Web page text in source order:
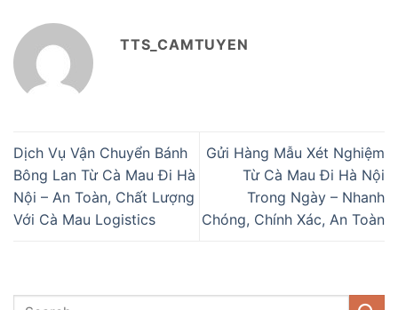
TTS_CAMTUYEN
Dịch Vụ Vận Chuyển Bánh
Bông Lan Từ Cà Mau Đi Hà
Nội – An Toàn, Chất Lượng
Với Cà Mau Logistics
Gửi Hàng Mẫu Xét Nghiệm
Từ Cà Mau Đi Hà Nội
Trong Ngày – Nhanh
Chóng, Chính Xác, An Toàn